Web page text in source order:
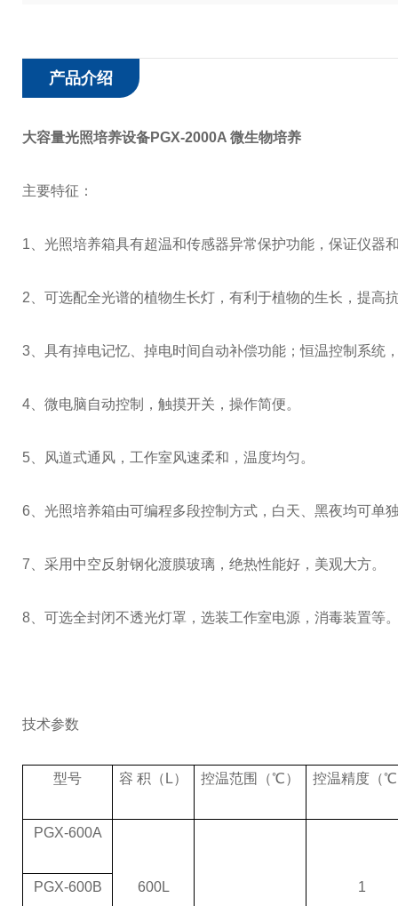
产品介绍
大容量光照培养设备PGX-2000A 微生物培养
主要特征：
1、光照培养箱具有超温和传感器异常保护功能，保证仪器
2、可选配全光谱的植物生长灯，有利于植物的生长，提高
3、具有掉电记忆、掉电时间自动补偿功能；恒温控制系统
4、微电脑自动控制，触摸开关，操作简便。
5、风道式通风，工作室风速柔和，温度均匀。
6、光照培养箱由可编程多段控制方式，白天、黑夜均可单
7、采用中空反射钢化渡膜玻璃，绝热性能好，美观大方。
8、可选全封闭不透光灯罩，选装工作室电源，消毒装置等
技术参数
型号 容 积（L） 控温范围（℃） 控温精度（
PGX-600A
600L 1
PGX-600B